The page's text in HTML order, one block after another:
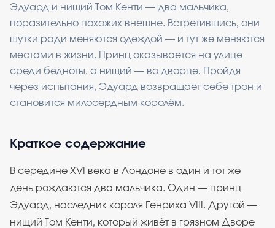
Эдуард и нищий Том Кенти — два мальчика,
поразительно похожих внешне. Встретившись, они
шутки ради меняются одеждой — и тут же меняются
местами в жизни. Принц оказывается на улице
среди бедноты, а нищий — во дворце. Пройдя
через испытания, Эдуард возвращает себе трон и
становится милосердным королём.
Краткое содержание
В середине XVI века в Лондоне в один и тот же
день рождаются два мальчика. Один — принц
Эдуард, наследник короля Генриха VIII. Другой —
нищий Том Кенти, который живёт в грязном Дворе